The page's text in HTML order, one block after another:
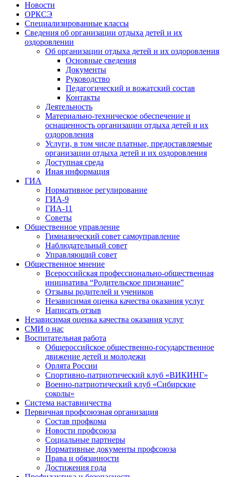
Новости
ОРКСЭ
Специализированные классы
Сведения об организации отдыха детей и их
оздоровлении
Об организации отдыха детей и их оздоровления
Основные сведения
Документы
Руководство
Педагогический и вожатский состав
Контакты
Деятельность
Материально-техническое обеспечение и
оснащенность организации отдыха детей и их
оздоровления
Услуги, в том числе платные, предоставляемые
организации отдыха детей и их оздоровления
Доступная среда
Иная информация
ГИА
Нормативное регулирование
ГИА-9
ГИА-11
Советы
Общественное управление
Гимназический совет самоуправление
Наблюдательный совет
Управляющий совет
Общественное мнение
Всероссийская профессионально-общественная
инициатива “Родительское признание”
Отзывы родителей и учеников
Независимая оценка качества оказания услуг
Написать отзыв
Независимая оценка качества оказания услуг
СМИ о нас
Воспитательная работа
Общероссийское общественно-государственное
движение детей и молодежи
Орлята России
Спортивно-патриотический клуб «ВИКИНГ»
Военно-патриотический клуб «Сибирские
соколы»
Система наставничества
Первичная профсоюзная организация
Состав профкома
Новости профсоюза
Социальные партнеры
Нормативные документы профсоюза
Права и обязанности
Достижения года